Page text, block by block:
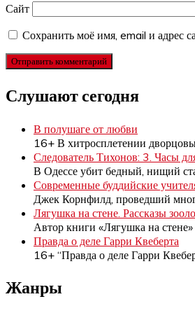
Сайт
Сохранить моё имя, email и адрес
Слушают сегодня
В полушаге от любви
16+ В хитросплетении
Следователь Тихонов: 3. Часы
В Одессе убит бедный, нищий
Современные буддийские
Джек Корнфилд, проведший
Лягушка на стене. Рассказы
Автор книги «Лягушка на
Правда о деле Гарри Квеберта
16+ “Правда о деле Гарри
Жанры